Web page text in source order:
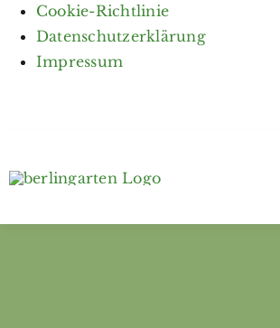
Cookie-Richtlinie
Datenschutzerklärung
Impressum